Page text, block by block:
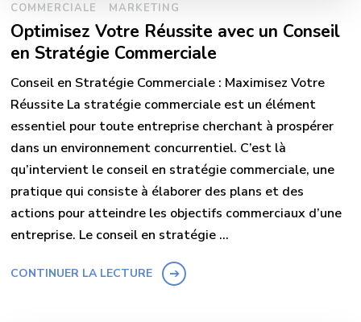
COMMERCIALE MARKETING
Optimisez Votre Réussite avec un Conseil
en Stratégie Commerciale
Conseil en Stratégie Commerciale : Maximisez Votre
Réussite La stratégie commerciale est un élément
essentiel pour toute entreprise cherchant à prospérer
dans un environnement concurrentiel. C’est là
qu’intervient le conseil en stratégie commerciale, une
pratique qui consiste à élaborer des plans et des
actions pour atteindre les objectifs commerciaux d’une
entreprise. Le conseil en stratégie …
CONTINUER LA LECTURE